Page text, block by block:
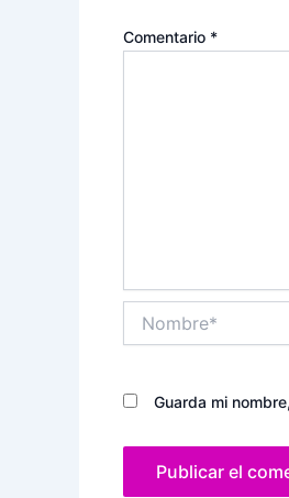
Comentario *
Guarda mi